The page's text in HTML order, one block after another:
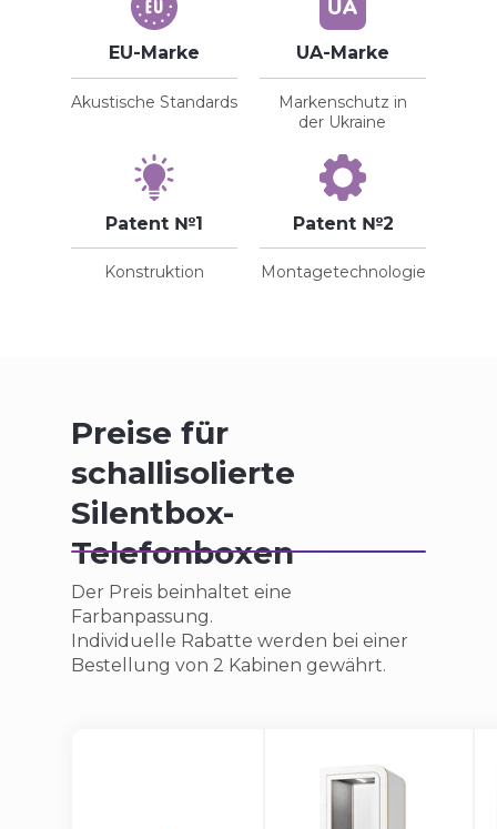
EU-Marke
Akustische Standards
Patent №1
Konstruktion
Patent №2
Montagetechnologie
UA-Marke
Markenschutz in
der Ukraine
Preise für
schallisolierte
Silentbox-
Telefonboxen
Der Preis beinhaltet eine
Farbanpassung.
Individuelle Rabatte werden bei einer
Bestellung von 2 Kabinen gewährt.